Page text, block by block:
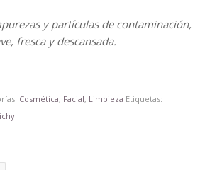
y partículas de contaminación,
fresca y descansada.
Cosmética, Facial, Limpieza Etiquetas: